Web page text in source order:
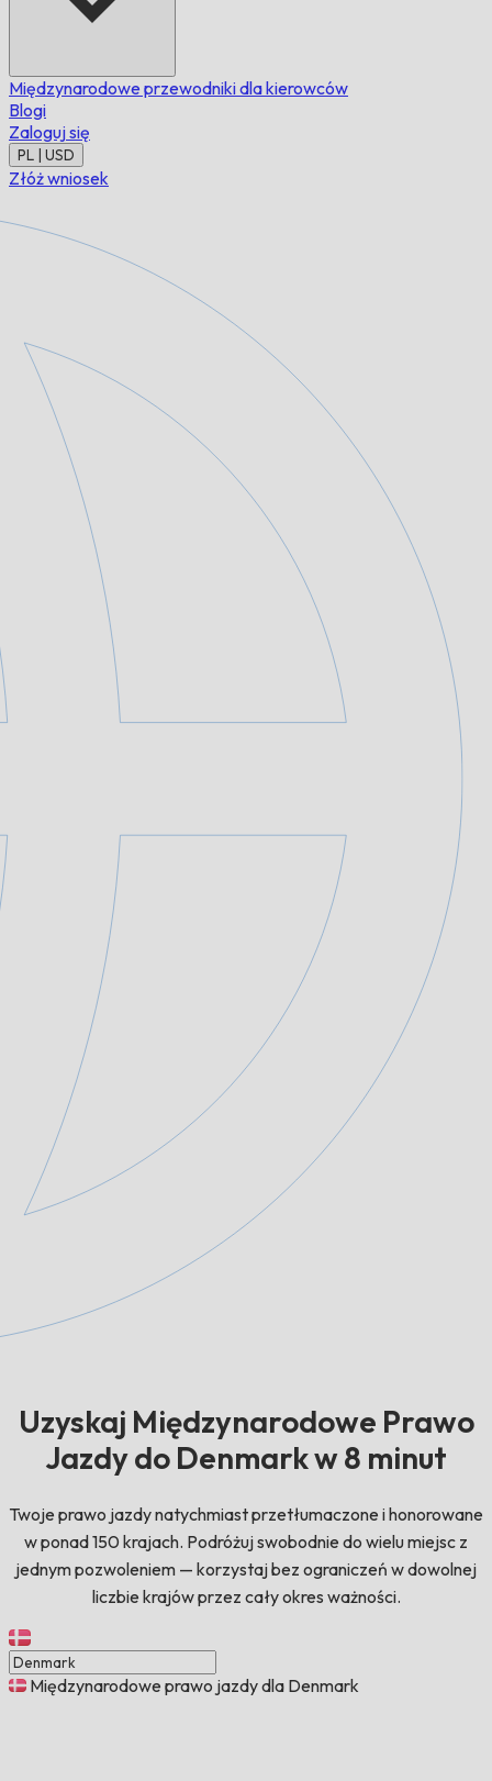
Międzynarodowe przewodniki dla kierowców
Blogi
Zaloguj się
PL | USD
Złóż wniosek
Uzyskaj Międzynarodowe Prawo
Jazdy do Denmark w 8 minut
Twoje prawo jazdy natychmiast przetłumaczone i honorowane
w ponad 150 krajach. Podróżuj swobodnie do wielu miejsc z
jednym pozwoleniem — korzystaj bez ograniczeń w dowolnej
liczbie krajów przez cały okres ważności.
Międzynarodowe prawo jazdy dla Denmark